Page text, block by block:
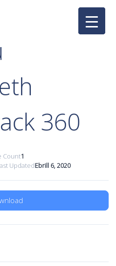
360
Count1
UpdatedEbrill 6, 2020